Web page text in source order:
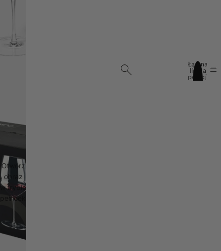
Łączna
liczba
pozycji
w
Otwórz
obraz
w trybie
pełnoekranowym